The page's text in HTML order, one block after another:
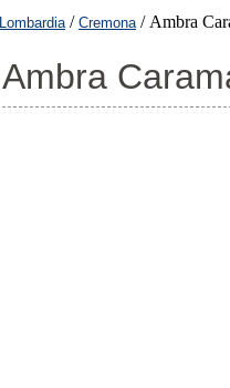
Lombardia / Cremona / Ambra
Ambra